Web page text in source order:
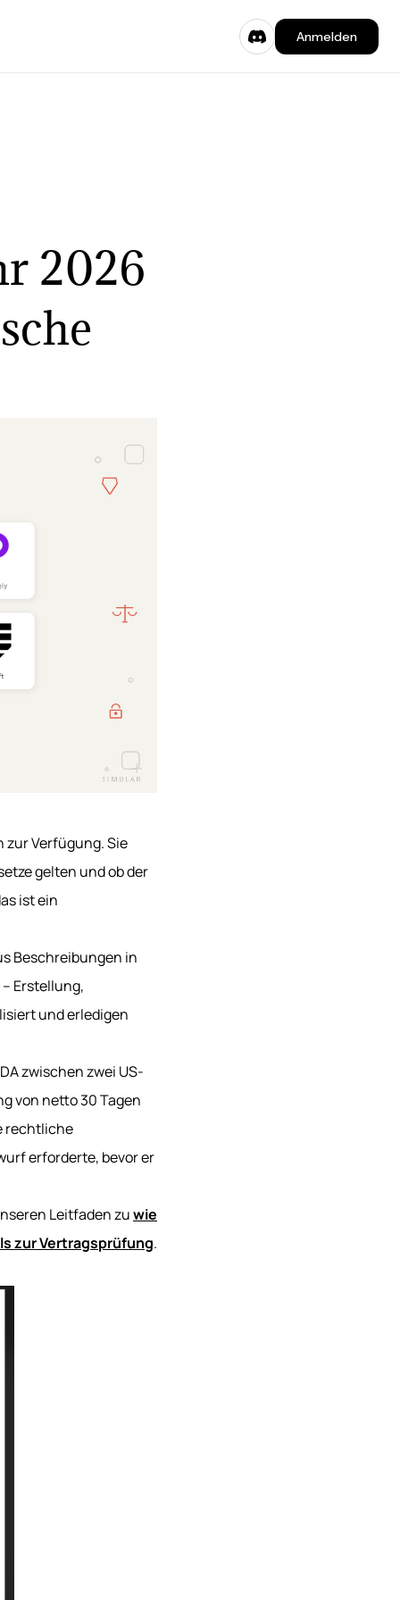
Anmelden
2026
zur Verfügung. Sie
gelten und ob der
ist ein
Beschreibungen in
Erstellung,
und erledigen
zwischen zwei US-
von netto 30 Tagen
rechtliche
erforderte, bevor er
Leitfaden zuwie
zur Vertragsprüfung.